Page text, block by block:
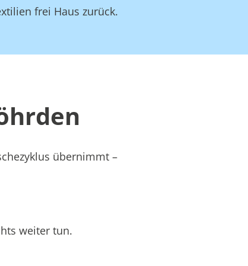
frei Haus zurück.
übernimmt –
weiter tun.